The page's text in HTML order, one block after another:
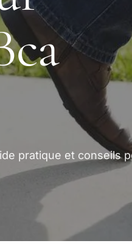
pratique et conseils